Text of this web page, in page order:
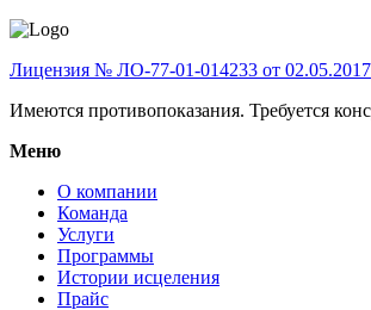
Лицензия № ЛО-77-01-014233 от 02.05.2017
Имеются противопоказания. Требуется
Меню
О компании
Команда
Услуги
Программы
Истории исцеления
Прайс